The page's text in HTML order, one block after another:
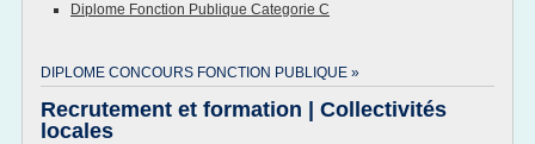
Diplome Fonction Publique Categorie C
DIPLOME CONCOURS FONCTION PUBLIQUE »
Recrutement et formation | Collectivités
locales